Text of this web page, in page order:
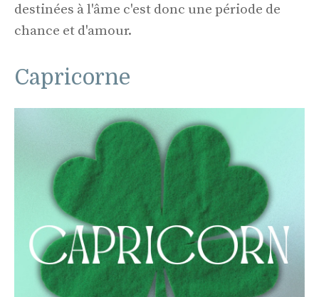
destinées à l'âme c'est donc une période de
chance et d'amour.
Capricorne